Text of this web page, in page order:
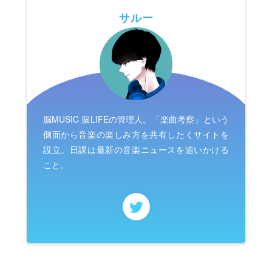
サルー
脳MUSIC 脳LIFEの管理人。「楽曲考察」という
側面から音楽の楽しみ方を共有したくサイトを
設立。日課は最新の音楽ニュースを追いかける
こと。